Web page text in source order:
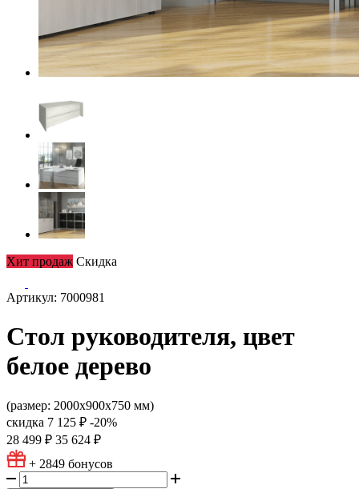
Хит продаж Скидка
Артикул: 7000981
Стол руководителя, цвет
белое дерево
(размер: 2000х900х750 мм)
скидка 7 125 ₽ -20%
28 499 ₽ 35 624 ₽
+ 2849 бонусов